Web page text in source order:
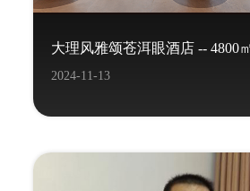
大理风雅颂苍洱眼酒店 -- 4800
2024-11-13